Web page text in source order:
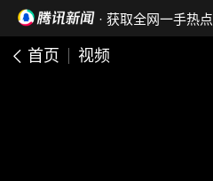
· 获取全网一手热点
首页 视频